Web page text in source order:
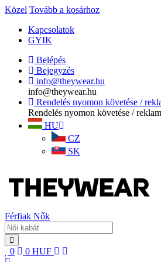
Közel Tovább a kosárhoz
Kapcsolatok
GYIK
Belépés
Bejegyzés
info@theywear.hu
info@theywear.hu
Rendelés nyomon követése /
Rendelés nyomon követése /
HU
CZ
SK
Férfiak Nők
0 0 HUF